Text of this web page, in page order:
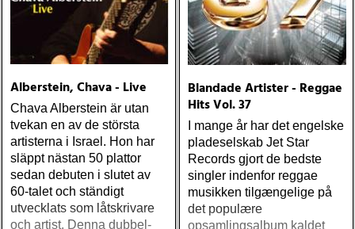
Alberstein, Chava - Live
Chava Alberstein är utan
tvekan en av de största
artisterna i Israel. Hon har
släppt nästan 50 plattor
sedan debuten i slutet av
60-talet och ständigt
utvecklats som låtskrivare
och artist. Denna dubbel-
Blandade Artister - Reggae
Hits Vol. 37
I mange år har det engelske
pladeselskab Jet Star
Records gjort de bedste
singler indenfor reggae
musikken tilgængelige på
det populære
opsamlingsalbum kaldet